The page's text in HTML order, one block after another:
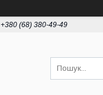
+380 (68) 380-49-49